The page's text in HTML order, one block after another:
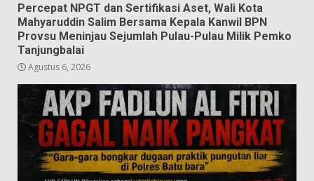
Percepat NPGT dan Sertifikasi Aset, Wali Kota
Mahyaruddin Salim Bersama Kepala Kanwil BPN
Provsu Meninjau Sejumlah Pulau-Pulau Milik Pemko
Tanjungbalai
Agustus 6, 2026